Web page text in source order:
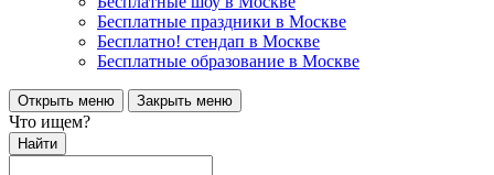
Бесплатные праздники в Москве
Бесплатно! стендап в Москве
Бесплатные образование в Москве
Открыть меню Закрыть меню
Что ищем?
Найти